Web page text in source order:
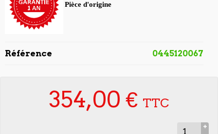
Pièce d'origine
Référence 0445120067
354,00 € TTC